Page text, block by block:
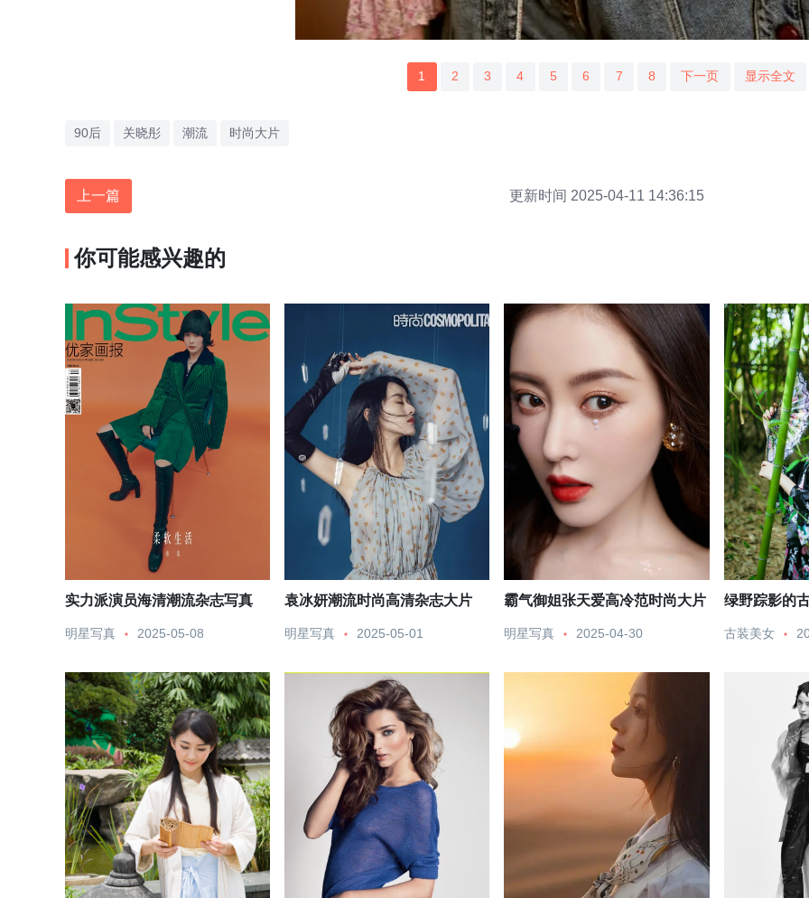
1 2 3 4 5 6 7 8 下一页 显示全文
90后 关晓彤 潮流 时尚大片
上一篇 更新时间 2025-04-11 14:36:15
你可能感兴趣的
实力派演员海清潮流杂志写真
明星写真 2025-05-08
袁冰妍潮流时尚高清杂志大片
明星写真 2025-05-01
霸气御姐张天爱高冷范时尚大片
明星写真 2025-04-30
绿野踪影的
古装美女